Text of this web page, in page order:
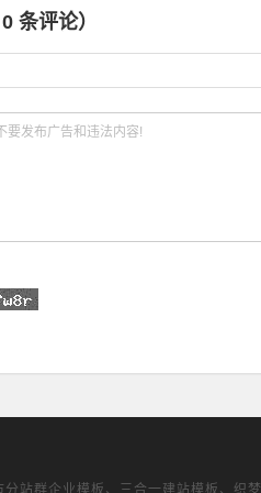
0 条评论）
分站群企业模板、三合一建站模板、织